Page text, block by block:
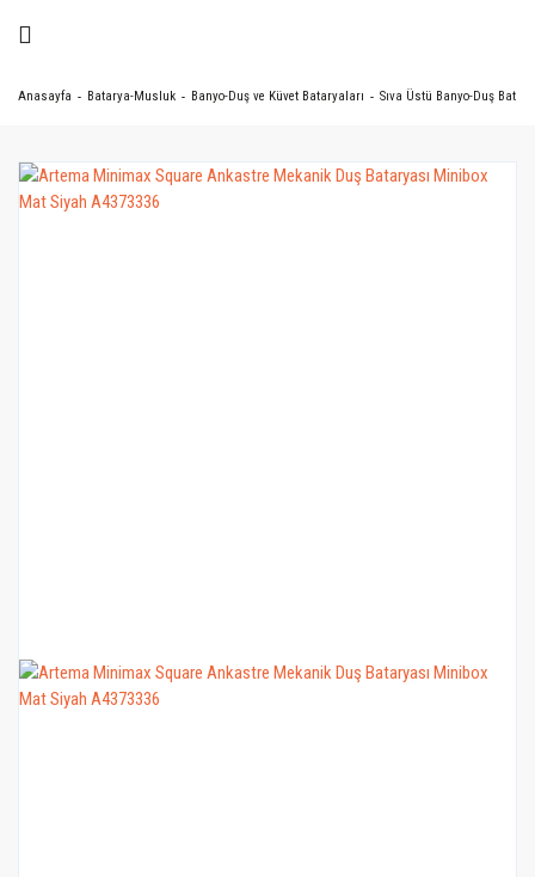
Anasayfa Batarya-Musluk Banyo-Duş ve Küvet Bataryaları Sıva Üstü Banyo-Duş